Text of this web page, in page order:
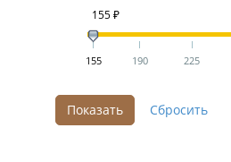
155 190 225
155 ₽